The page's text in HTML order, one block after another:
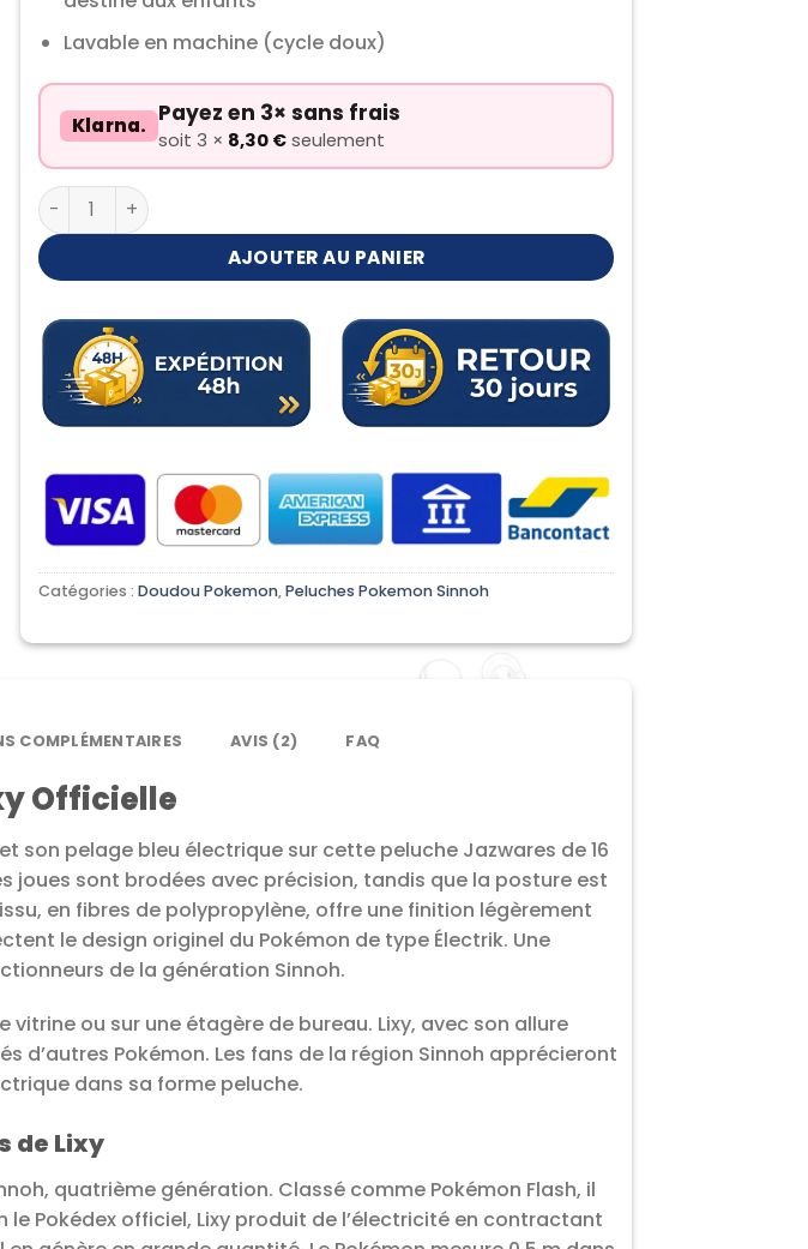
Lavable en machine (cycle doux)
Klarna. Payez en 3× sans frais
soit 3 × 8,30 € seulement
quantité de Peluche Lixy
AJOUTER AU PANIER
Catégories : Doudou Pokemon,Peluches Pokemon Sinnoh
COMPLÉMENTAIRES AVIS (2) FAQ
Officielle
son pelage bleu électrique sur cette peluche Jazwares de 16
joues sont brodées avec précision, tandis que la posture est
en fibres de polypropylène, offre une finition légèrement
le design originel du Pokémon de type Électrik. Une
de la génération Sinnoh.
vitrine ou sur une étagère de bureau. Lixy, avec son allure
Pokémon. Les fans de la région Sinnoh apprécieront
dans sa forme peluche.
de Lixy
quatrième génération. Classé comme Pokémon Flash, il
le Pokédex officiel, Lixy produit de l’électricité en contractant